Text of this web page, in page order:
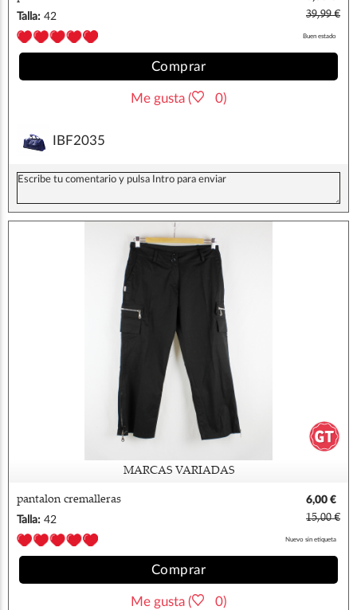
Talla: 42 39,99 €
Buen estado
Comprar
Me gusta ( 0)
IBF2035
MARCAS VARIADAS
pantalon cremalleras
6,00 €
Talla: 42 15,00 €
Nuevo sin etiqueta
Comprar
Me gusta ( 0)